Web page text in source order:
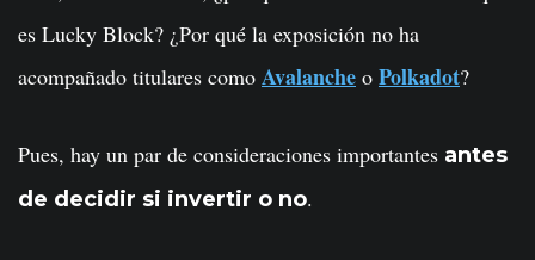
es Lucky Block? ¿Por qué la exposición no ha
acompañado titulares como Avalanche o Polkadot?
Pues, hay un par de consideraciones importantes antes
de decidir si invertir o no.